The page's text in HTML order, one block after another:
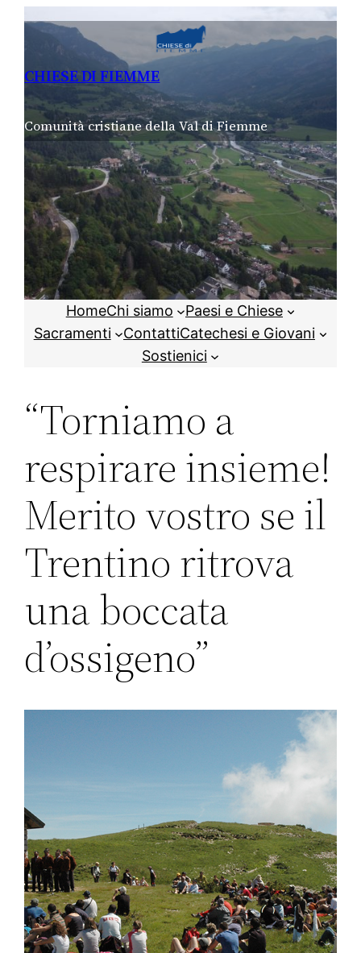
CHIESE DI FIEMME
Comunità cristiane della Val di Fiemme
HomeChi siamo
Paesi e Chiese
Sacramenti
ContattiCatechesi e Giovani
Sostienici
“Torniamo a
respirare insieme!
Merito vostro se il
Trentino ritrova
una boccata
d’ossigeno”